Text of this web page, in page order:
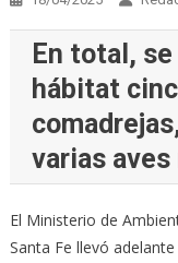
En total,
hábitat
varias
El Ministerio de
Santa Fe llevó